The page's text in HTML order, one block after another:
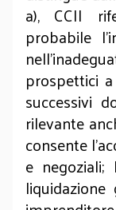
a), CCII
probabile
prospettici
successivi
rilevante
consente
e negoziali;